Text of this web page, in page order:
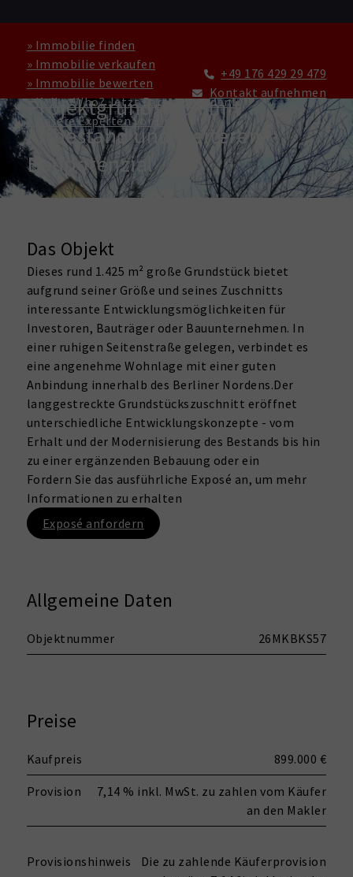
» Immobilie finden
» Immobilie verkaufen
» Immobilie bewerten
» Keller Who? Jetzt Partner werden!
» Unsere Experten vor Ort
+49 176 429 29 479
Kontakt aufnehmen
GRUNDSTÜCK ZU KAUFEN IN BERLIN
Projektgrundstück mit
Altbestand und weiterem
Baupotenzial
Das Objekt
Dieses rund 1.425 m² große Grundstück bietet
aufgrund seiner Größe und seines Zuschnitts
interessante Entwicklungsmöglichkeiten für
Investoren, Bauträger oder Bauunternehmen. In
einer ruhigen Seitenstraße gelegen, verbindet es
eine angenehme Wohnlage mit einer guten
Anbindung innerhalb des Berliner Nordens.Der
langgestreckte Grundstückszuschnitt eröffnet
unterschiedliche Entwicklungskonzepte - vom
Erhalt und der Modernisierung des Bestands bis hin
zu einer ergänzenden Bebauung oder ein
Fordern Sie das ausführliche Exposé an, um mehr
Informationen zu erhalten
Exposé anfordern
Allgemeine Daten
Objektnummer 26MKBKS57
Preise
Kaufpreis 899.000 €
Provision
7,14 % inkl. MwSt. zu zahlen vom Käufer
an den Makler
Provisionshinweis
Die zu zahlende Käuferprovision